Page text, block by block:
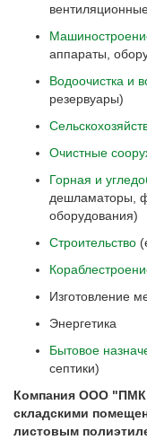
аппараты,
Водоочистка и
резервуары)
Очистные
Горная и
дешламаторы,
оборудования)
Строительство
Изготовление
Энергетика
Бытовое
септики)
Компания ООО
складскими
листовым